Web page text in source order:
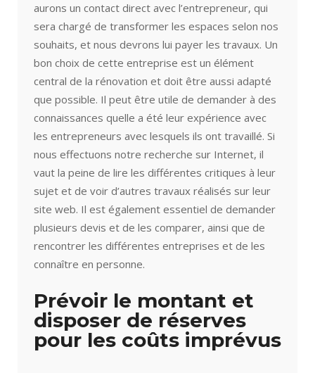
aurons un contact direct avec l’entrepreneur, qui
sera chargé de transformer les espaces selon nos
souhaits, et nous devrons lui payer les travaux. Un
bon choix de cette entreprise est un élément
central de la rénovation et doit être aussi adapté
que possible. Il peut être utile de demander à des
connaissances quelle a été leur expérience avec
les entrepreneurs avec lesquels ils ont travaillé. Si
nous effectuons notre recherche sur Internet, il
vaut la peine de lire les différentes critiques à leur
sujet et de voir d’autres travaux réalisés sur leur
site web. Il est également essentiel de demander
plusieurs devis et de les comparer, ainsi que de
rencontrer les différentes entreprises et de les
connaître en personne.
Prévoir le montant et
disposer de réserves
pour les coûts imprévus